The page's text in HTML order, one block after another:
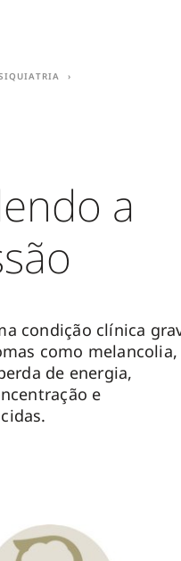
a
condição clínica
como melancolia,
de energia,
e